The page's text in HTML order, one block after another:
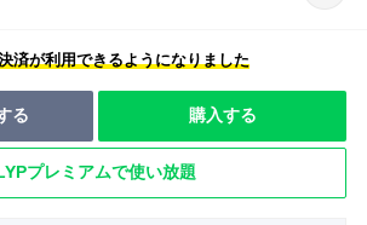
済が利用できるようになりました
る 購入する
プレミアムで使い放題